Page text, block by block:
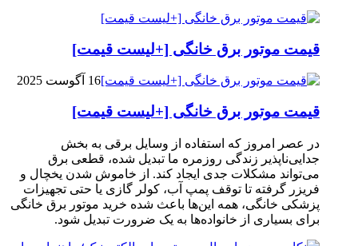
قیمت موتور برق خانگی [+لیست قیمت]
16 آگوست 2025
قیمت موتور برق خانگی [+لیست قیمت]
در عصر امروز که استفاده از وسایل برقی به بخش
جدایی‌ناپذیر زندگی روزمره ما تبدیل شده، قطعی برق
می‌تواند مشکلات جدی ایجاد کند. از خاموش شدن یخچال و
فریزر گرفته تا توقف پمپ آب، کولر گازی یا حتی تجهیزات
پزشکی خانگی، همه این‌ها باعث شده خرید موتور برق خانگی
برای بسیاری از خانواده‌ها به یک ضرورت تبدیل شود.